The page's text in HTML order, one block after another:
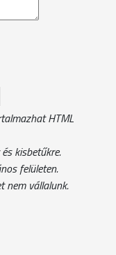
HTML
kisbetűkre.
felületen.
nem vállalunk.